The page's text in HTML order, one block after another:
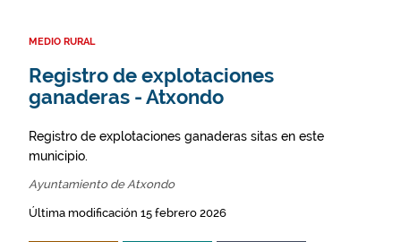
MEDIO RURAL
Registro de explotaciones
ganaderas - Atxondo
Registro de explotaciones ganaderas sitas en este
municipio.
Ayuntamiento de Atxondo
Última modificación 15 febrero 2026